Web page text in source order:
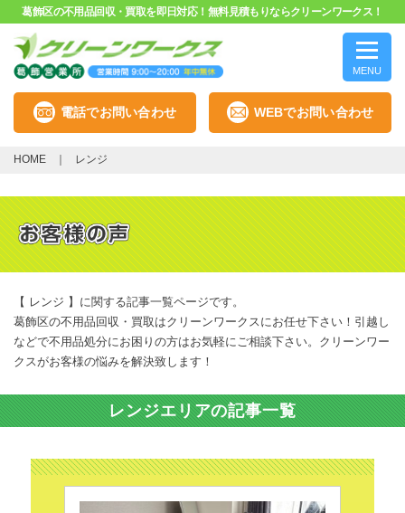
葛飾区の不用品回収・買取を即日対応！無料見積もりならクリーンワークス！
MENU
電話でお問い合わせ WEBでお問い合わせ
HOME レンジ
【 レンジ 】に関する記事一覧ページです。
葛飾区の不用品回収・買取はクリーンワークスにお任せ下さい！引越し
などで不用品処分にお困りの方はお気軽にご相談下さい。クリーンワー
クスがお客様の悩みを解決致します！
レンジエリアの記事一覧